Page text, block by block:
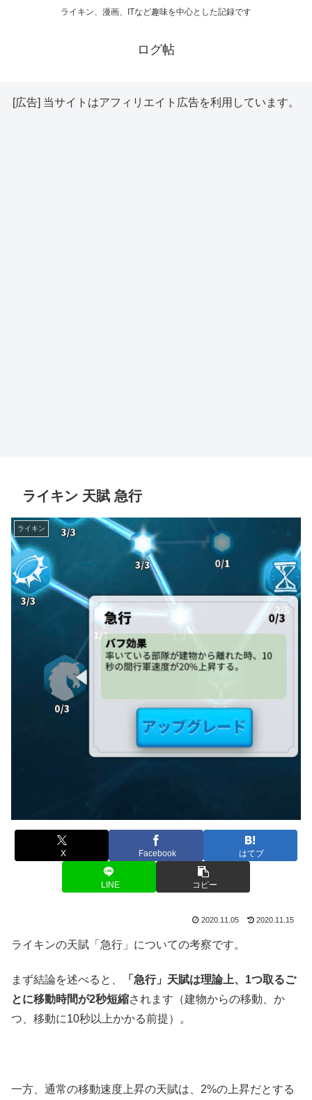
ライキン、漫画、ITなど趣味を中心とした記録です
ログ帖
[広告] 当サイトはアフィリエイト広告を利用しています。
ライキン 天賦 急行
ライキン
X Facebook はてブ
LINE コピー
2020.11.05 2020.11.15
ライキンの天賦「急行」についての考察です。
まず結論を述べると、
「急行」天賦は理論上、1つ取るご
とに移動時間が2秒短縮されます（建物からの移動、か
つ、移動に10秒以上かかる前提）。
一方、通常の移動速度上昇の天賦は、2%の上昇だとする